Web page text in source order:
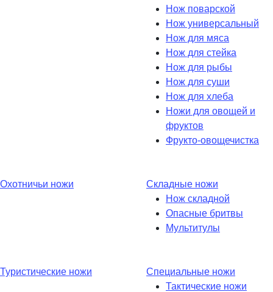
Нож поварской
Нож универсальный
Нож для мяса
Нож для стейка
Нож для рыбы
Нож для суши
Нож для хлеба
Ножи для овощей и
фруктов
Фрукто-овощечистка
Охотничьи ножи
Складные ножи
Нож складной
Опасные бритвы
Мультитулы
Туристические ножи
Специальные ножи
Тактические ножи